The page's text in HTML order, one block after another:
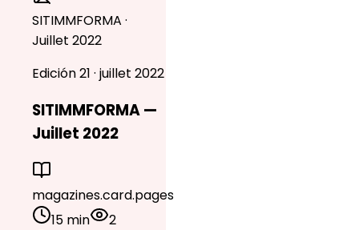
SITIMMFORMA ·
Juillet 2022
Edición 21 · juillet 2022
SITIMMFORMA —
Juillet 2022
magazines.card.pages
15 min
2